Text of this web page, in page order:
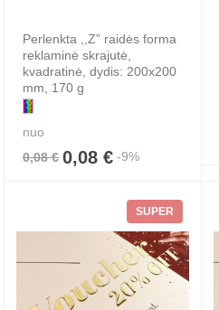
Perlenkta ,,Z” raidės forma
reklaminė skrajutė,
kvadratinė, dydis: 200x200
mm, 170 g
nuo
0,08 € 0,08 € -9%
SUPER